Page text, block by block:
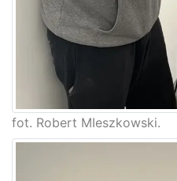
fot. Robert MIeszkowski.